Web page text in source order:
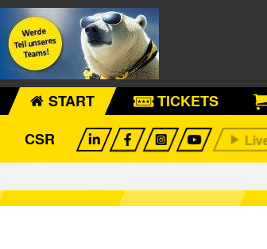
START TICKETS
CSR